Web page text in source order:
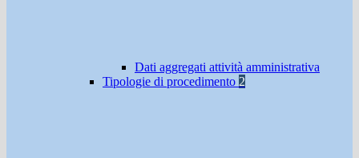
Dati aggregati attività amministrativa
Tipologie di procedimento 2